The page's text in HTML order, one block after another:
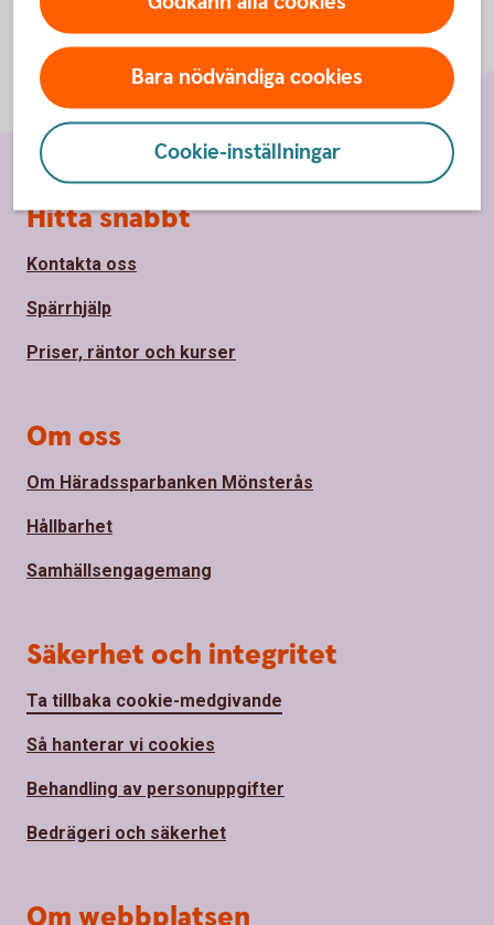
Bara nödvändiga cookies
Cookie-inställningar
Sidfot
Hitta snabbt
Kontakta oss
Spärrhjälp
Priser, räntor och kurser
Om oss
Om Häradssparbanken Mönsterås
Hållbarhet
Samhällsengagemang
Säkerhet och integritet
Ta tillbaka cookie-medgivande
Så hanterar vi cookies
Behandling av personuppgifter
Bedrägeri och säkerhet